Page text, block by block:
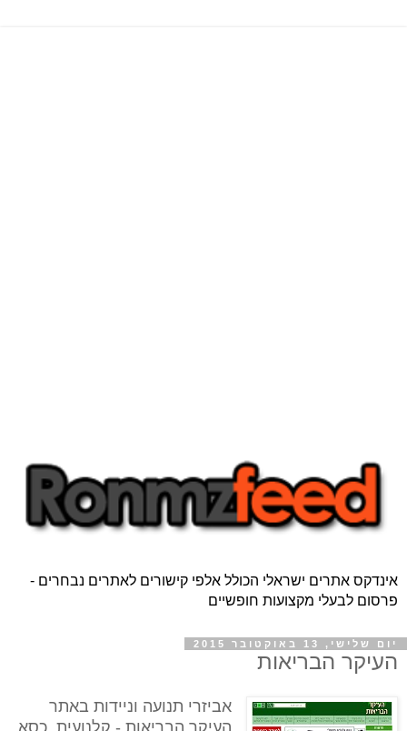
אינדקס אתרים ישראלי הכולל אלפי קישורים לאתרים נבחרים -
פרסום לבעלי מקצועות חופשיים
יום שלישי, 13 באוקטובר 2015
העיקר הבריאות
אביזרי תנועה וניידות באתר